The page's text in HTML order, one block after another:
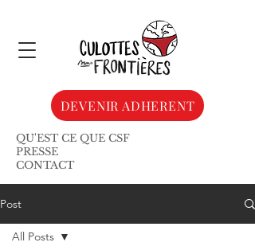
QU'EST CE QUE CSF
PRESSE
CONTACT
DEVENIR ADHERENT
Post
All Posts